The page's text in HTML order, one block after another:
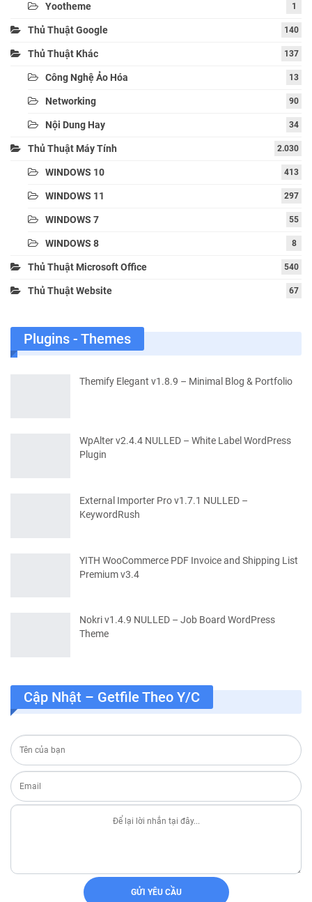
Yootheme 1
Thủ Thuật Google 140
Thủ Thuật Khác 137
Công Nghệ Ảo Hóa 13
Networking 90
Nội Dung Hay 34
Thủ Thuật Máy Tính 2.030
WINDOWS 10 413
WINDOWS 11 297
WINDOWS 7 55
WINDOWS 8 8
Thủ Thuật Microsoft Office 540
Thủ Thuật Website 67
Plugins - Themes
Themify Elegant v1.8.9 – Minimal Blog & Portfolio
WpAlter v2.4.4 NULLED – White Label WordPress
Plugin
External Importer Pro v1.7.1 NULLED –
KeywordRush
YITH WooCommerce PDF Invoice and Shipping List
Premium v3.4
Nokri v1.4.9 NULLED – Job Board WordPress
Theme
Cập Nhật – Getfile Theo Y/c